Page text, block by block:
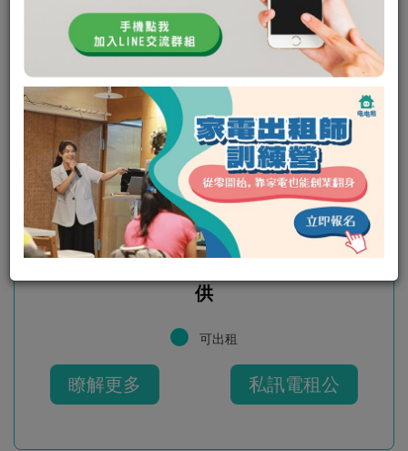
瞭解更多 私訊電租公
供
可出租
瞭解更多 私訊電租公